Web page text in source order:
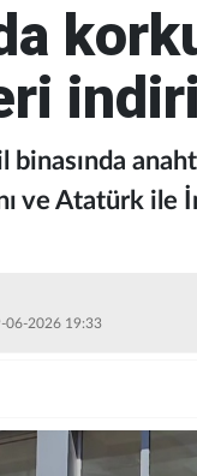
binasında
ve Atatürk
06-2026 19:33